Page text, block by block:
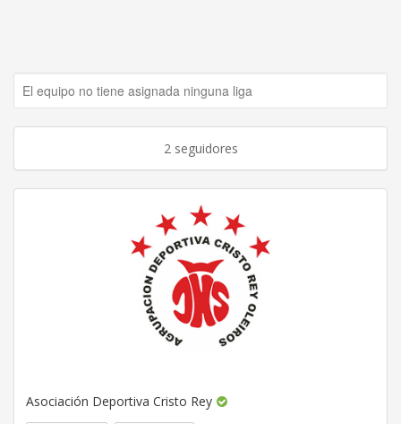
El equipo no tiene asignada ninguna liga
2 seguidores
Asociación Deportiva Cristo Rey